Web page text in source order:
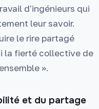
d'ingénieurs qui
leur savoir.
le rire partagé
la fierté collective de
».
et du partage